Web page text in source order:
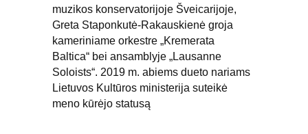
muzikos konservatorijoje Šveicarijoje,
Greta Staponkutė-Rakauskienė groja
kameriniame orkestre „Kremerata
Baltica“ bei ansamblyje „Lausanne
Soloists“. 2019 m. abiems dueto nariams
Lietuvos Kultūros ministerija suteikė
meno kūrėjo statusą